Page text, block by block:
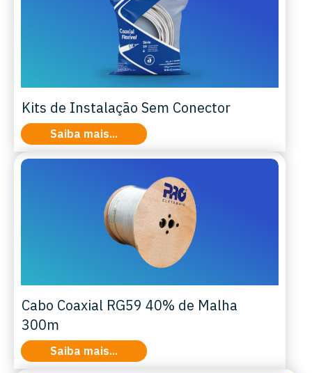
Kits de Instalação Sem Conector
Saiba mais...
Cabo Coaxial RG59 40% de Malha
300m
Saiba mais...